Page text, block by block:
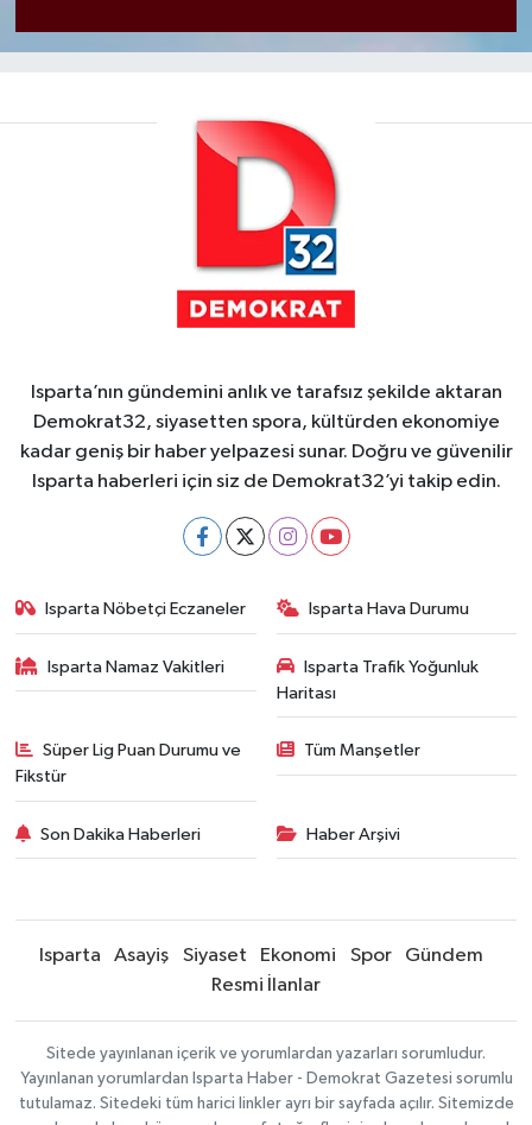
Isparta’nın gündemini anlık ve tarafsız şekilde aktaran
Demokrat32, siyasetten spora, kültürden ekonomiye
kadar geniş bir haber yelpazesi sunar. Doğru ve güvenilir
Isparta haberleri için siz de Demokrat32’yi takip edin.
Isparta Nöbetçi Eczaneler Isparta Hava Durumu
Isparta Namaz Vakitleri
Isparta Trafik Yoğunluk
Haritası
Süper Lig Puan Durumu ve
Fikstür
Tüm Manşetler
Son Dakika Haberleri Haber Arşivi
Isparta Asayiş Siyaset Ekonomi Spor
Gündem
Resmi İlanlar
Sitede yayınlanan içerik ve yorumlardan yazarları sorumludur.
Yayınlanan yorumlardan Isparta Haber - Demokrat Gazetesi sorumlu
tutulamaz. Sitedeki tüm harici linkler ayrı bir sayfada açılır. Sitemizde